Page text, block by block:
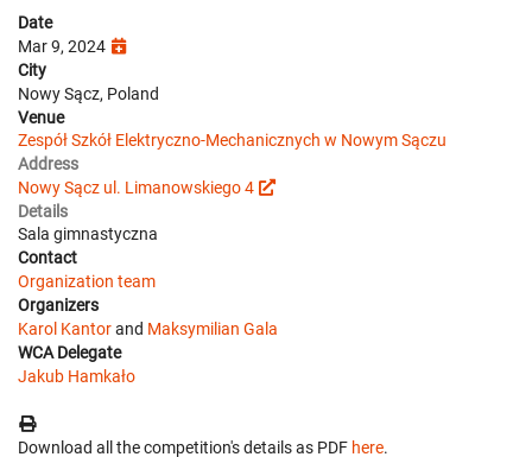
Date
Mar 9, 2024
City
Nowy Sącz, Poland
Venue
Zespół Szkół Elektryczno-Mechanicznych w Nowym Sączu
Address
Nowy Sącz ul. Limanowskiego 4
Details
Sala gimnastyczna
Contact
Organization team
Organizers
Karol Kantorand Maksymilian Gala
WCA Delegate
Jakub Hamkało
Download all the competition's details as PDF here.